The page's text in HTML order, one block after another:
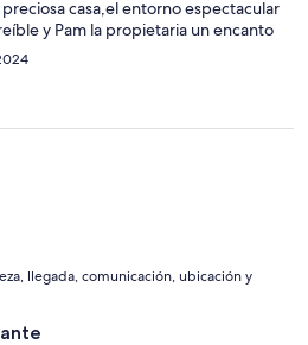
preciosa casa,el entorno espectacular
y Pam la propietaria un encanto
llegada, comunicación, ubicación y